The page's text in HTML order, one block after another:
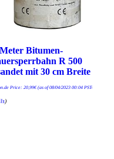
Bitumen-
R 500
mit 30 cm Breite
Price: 20,99€(as of 08/04/2023 00:04 PST-
)